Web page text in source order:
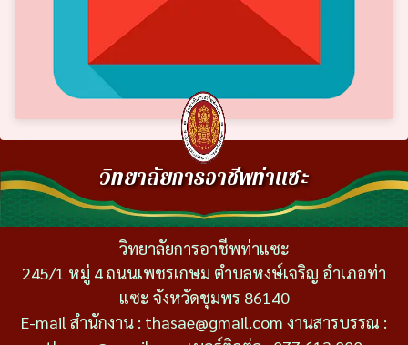
วิทยาลัยการอาชีพท่าแซะ
วิทยาลัยการอาชีพท่าแซะ
245/1 หมู่ 4 ถนนเพชรเกษม ตำบลหงษ์เจริญ อำเภอท่า
แซะ จังหวัดชุมพร 86140
E-mail สำนักงาน : thasae@gmail.com งานสารบรรณ :